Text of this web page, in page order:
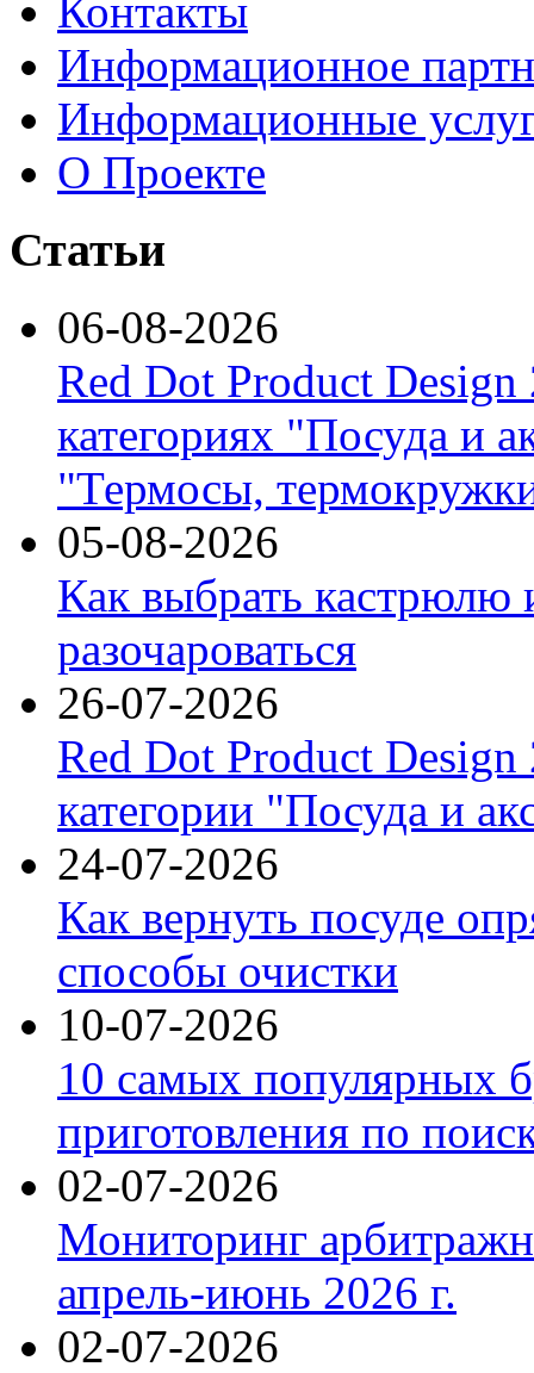
Контакты
Информационное
Информационные
О Проекте
Статьи
06-08-2026
Red Dot Product Design
категориях "Посуда и
"Термосы,
05-08-2026
Как выбрать кастрюлю
разочароваться
26-07-2026
Red Dot Product Design
категории "Посуда и
24-07-2026
Как вернуть посуде
способы очистки
10-07-2026
10 самых популярных
приготовления по
02-07-2026
Мониторинг
апрель-июнь 2026 г.
02-07-2026